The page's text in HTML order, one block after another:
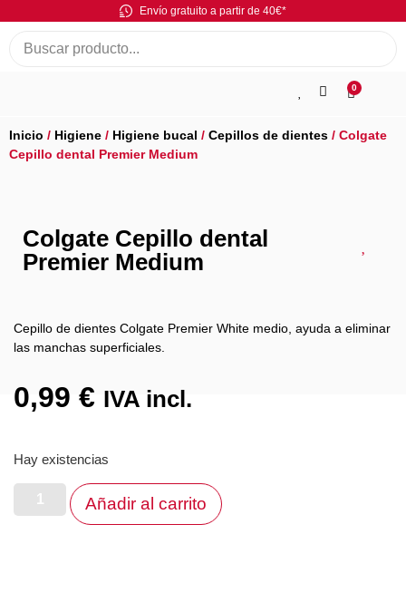
Envío gratuito a partir de 40€*
0
Inicio / Higiene / Higiene bucal / Cepillos de dientes / Colgate
Cepillo dental Premier Medium
Colgate Cepillo dental
Premier Medium
Cepillo de dientes Colgate Premier White medio, ayuda a eliminar
las manchas superficiales.
0,99 € IVA incl.
Hay existencias
Añadir al carrito